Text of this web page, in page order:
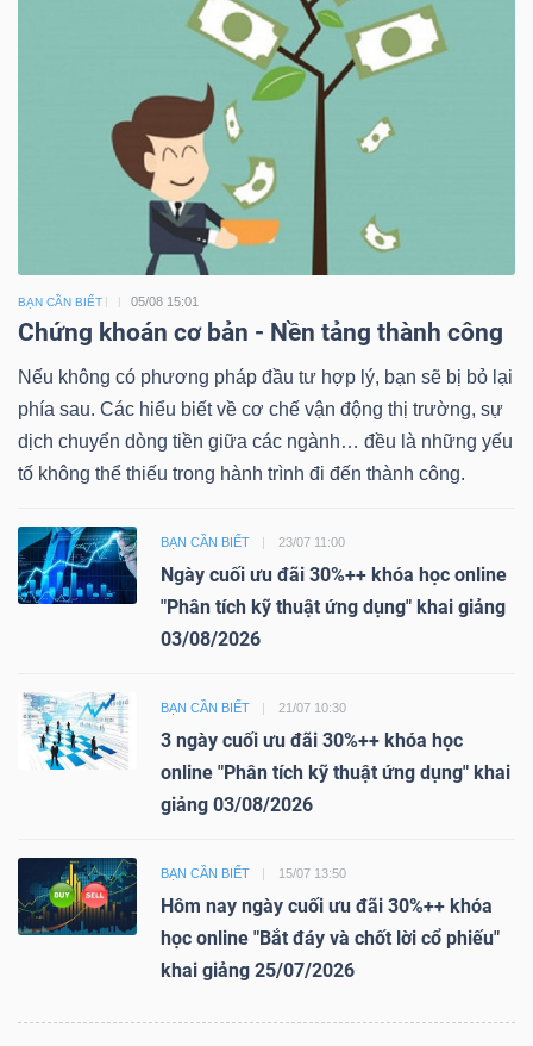
BẠN CẦN BIẾT 05/08 15:01
Chứng khoán cơ bản - Nền tảng thành công
Nếu không có phương pháp đầu tư hợp lý, bạn sẽ bị bỏ lại
phía sau. Các hiểu biết về cơ chế vận động thị trường, sự
dịch chuyển dòng tiền giữa các ngành… đều là những yếu
tố không thể thiếu trong hành trình đi đến thành công.
BẠN CẦN BIẾT 23/07 11:00
Ngày cuối ưu đãi 30%++ khóa học online
"Phân tích kỹ thuật ứng dụng" khai giảng
03/08/2026
BẠN CẦN BIẾT 21/07 10:30
3 ngày cuối ưu đãi 30%++ khóa học
online "Phân tích kỹ thuật ứng dụng" khai
giảng 03/08/2026
BẠN CẦN BIẾT 15/07 13:50
Hôm nay ngày cuối ưu đãi 30%++ khóa
học online "Bắt đáy và chốt lời cổ phiếu"
khai giảng 25/07/2026